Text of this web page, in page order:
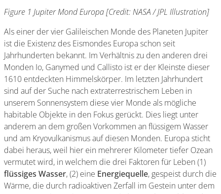
Figure 1 Jupiter Mond Europa [Credit: NASA / JPL Illustration]
Als einer der vier Galileischen Monde des Planeten Jupiter
ist die Existenz des Eismondes Europa schon seit
Jahrhunderten bekannt. Im Verhältnis zu den anderen drei
Monden Io, Ganymed und Callisto ist er der Kleinste dieser
1610 entdeckten Himmelskörper. Im letzten Jahrhundert
sind auf der Suche nach extraterrestrischem Leben in
unserem Sonnensystem diese vier Monde als mögliche
habitable Objekte in den Fokus gerückt. Dies liegt unter
anderem an dem großen Vorkommen an flüssigem Wasser
und am Kryovulkanismus auf diesen Monden. Europa sticht
dabei heraus, weil hier ein mehrerer Kilometer tiefer Ozean
vermutet wird, in welchem die drei Faktoren für Leben (1)
flüssiges Wasser, (2) eine Energiequelle, gespeist durch die
Wärme, die durch radioaktiven Zerfall im Gestein unter dem